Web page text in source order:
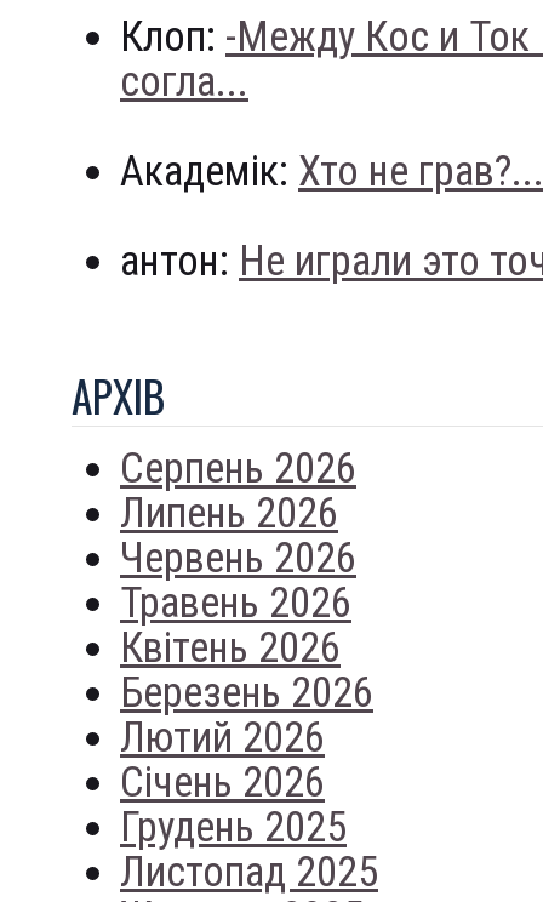
Клоп: -Между Кос и
согла...
Академік: Хто не грав?...
антон: Не играли это
АРХIВ
Серпень 2026
Липень 2026
Червень 2026
Травень 2026
Квітень 2026
Березень 2026
Лютий 2026
Січень 2026
Грудень 2025
Листопад 2025